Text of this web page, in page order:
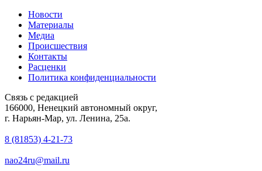
Новости
Материалы
Медиа
Происшествия
Контакты
Расценки
Политика конфиденциальности
Связь с редакцией
166000, Ненецкий автономный округ,
г. Нарьян-Мар, ул. Ленина, 25а.
8 (81853) 4-21-73
nao24ru@mail.ru